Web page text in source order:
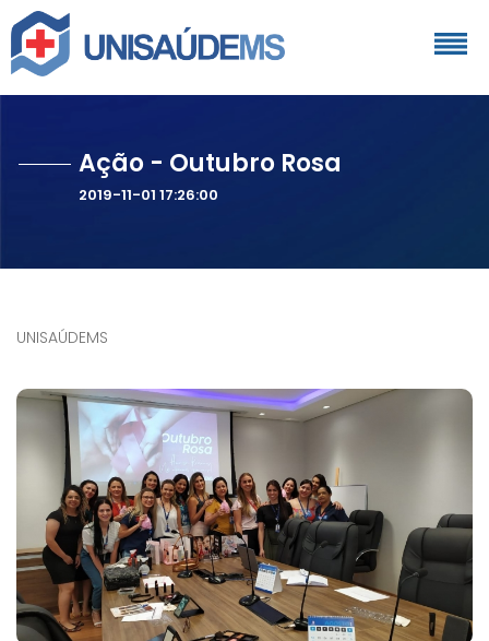
Ação - Outubro Rosa
2019-11-01 17:26:00
UNISAÚDEMS